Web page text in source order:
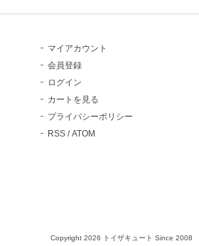
マイアカウント
会員登録
ログイン
カートを見る
プライバシーポリシー
RSS /ATOM
Copyright 2026 トイザキュート Since 2008